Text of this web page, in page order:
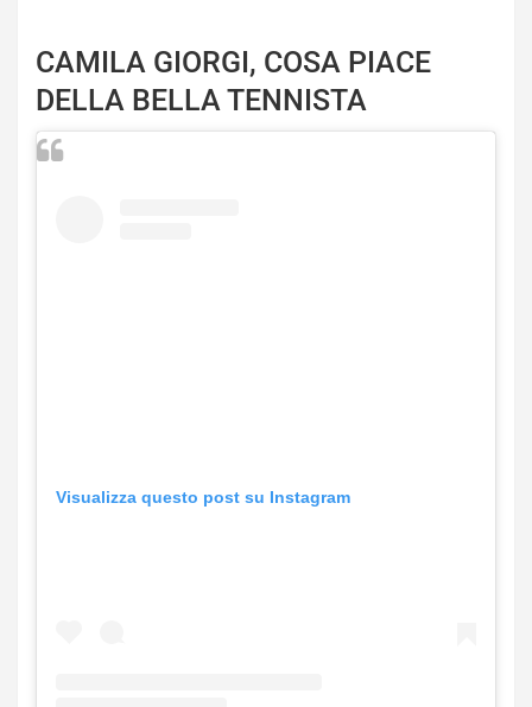
CAMILA GIORGI, COSA PIACE
DELLA BELLA TENNISTA
Visualizza questo post su Instagram